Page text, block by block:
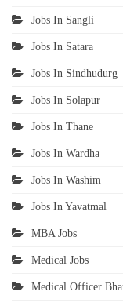
Jobs In Sangli
Jobs In Satara
Jobs In Sindhudurg
Jobs In Solapur
Jobs In Thane
Jobs In Wardha
Jobs In Washim
Jobs In Yavatmal
MBA Jobs
Medical Jobs
Medical Officer